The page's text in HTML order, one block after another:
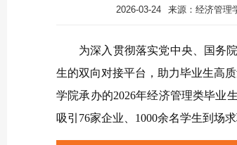
2026-03-24 来源：经济管理
为深入贯彻落实党中央、国务
生的双向对接平台，助力毕业生高
学院承办的2026年经济管理类毕业
吸引76家企业、1000余名学生到场